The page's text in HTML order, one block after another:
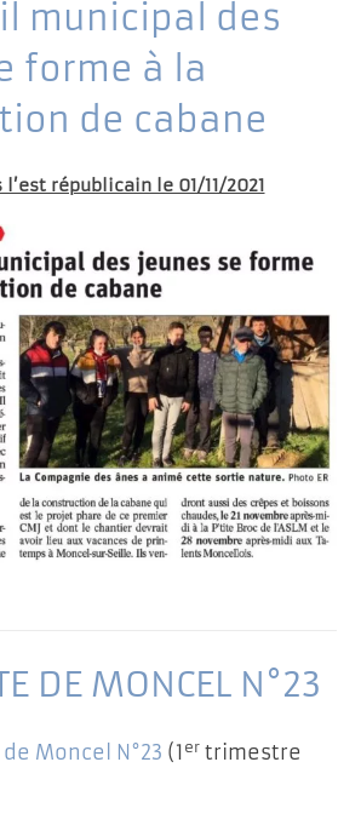
municipal des
forme à la
de cabane
l’est républicain le 01/11/2021
DE MONCEL N°23
Moncel N°23 (1 er trimestre